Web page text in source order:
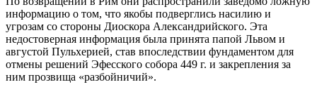
информацию о том, что якобы подверглись насилию и
угрозам со стороны Диоскора Александрийского. Эта
недостоверная информация была принята папой Львом и
августой Пульхерией, став впоследствии фундаментом для
отмены решений Эфесского собора 449 г. и закрепления за
ним прозвища «разбойничий».